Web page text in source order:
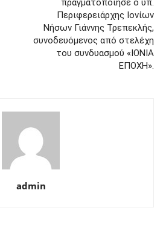
πραγματοποίησε ο υπ.
Περιφερειάρχης Ιονίων
Νήσων Γιάννης Τρεπεκλής,
συνοδευόμενος από στελέχη
του συνδυασμού «ΙΟΝΙΑ
ΕΠΟΧΗ».
admin